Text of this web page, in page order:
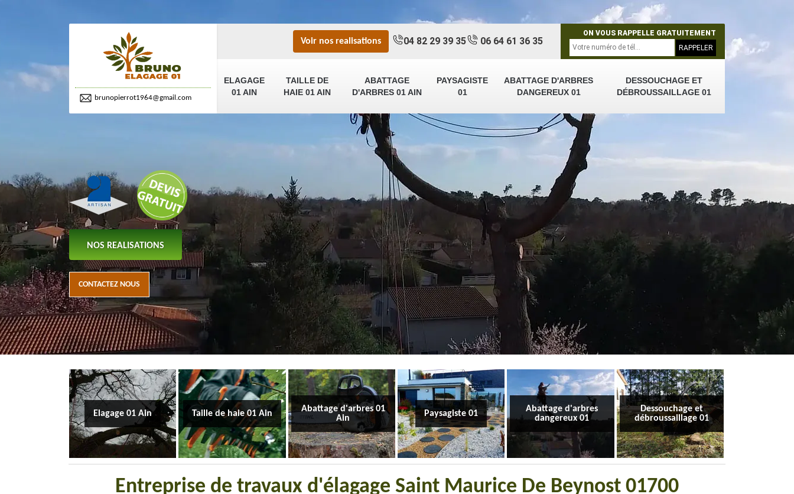
brunopierrot1964@gmail.com
ELAGAGE
01 AIN
TAILLE DE
HAIE 01 AIN
ABATTAGE
D'ARBRES 01 AIN
PAYSAGISTE
01
ABATTAGE D'ARBRES
DANGEREUX 01
DESSOUCHAGE ET
DÉBROUSSAILLAGE 01
Voir nos realisations 04 82 29 39 35 06 64 61 36 35
ON VOUS RAPPELLE GRATUITEMENT
NOS REALISATIONS
CONTACTEZ NOUS
Elagage 01 Ain Taille de haie 01 Ain
Abattage d'arbres 01
Ain
Paysagiste 01
Abattage d'arbres
dangereux 01
Dessouchage et
débroussaillage 01
Entreprise de travaux d'élagage Saint Maurice De Beynost 01700